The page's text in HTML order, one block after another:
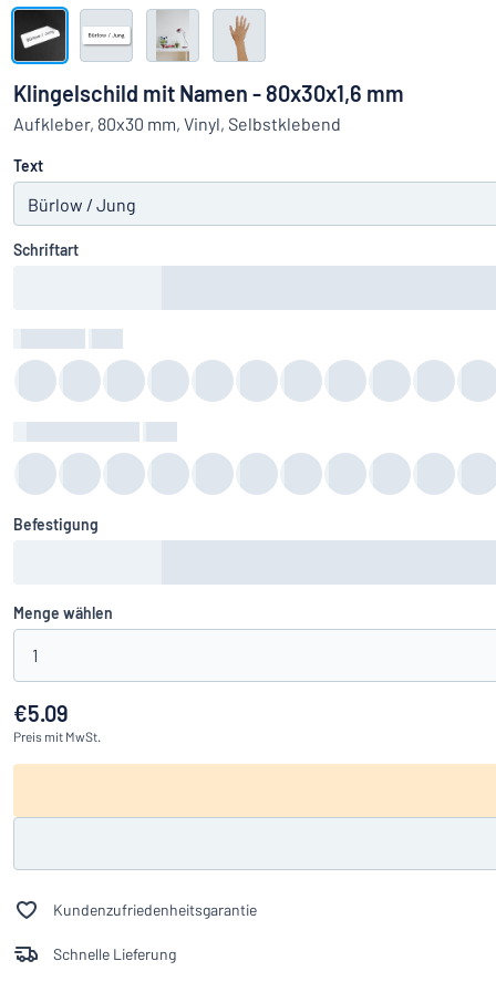
Alle Kategorien anzeigen
Einloggen
Kundenservice
Privat / Firma
Klingelschild mit Namen - 80x30x1,6 mm
Aufkleber, 80x30 mm, Vinyl, Selbstklebend
Text
Schriftart
Befestigung
Menge wählen
1
€5.09
Preis mit MwSt.
Kundenzufriedenheitsgarantie
Schnelle Lieferung